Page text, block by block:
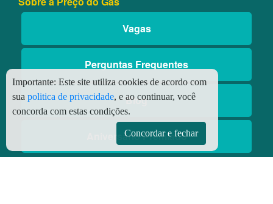
Vagas
Perguntas Frequentes
Blog
Aniversário Premiado
Importante: Este site utiliza cookies de acordo com
sua politica de privacidade, e ao continuar, você
concorda com estas condições.
Concordar e fechar